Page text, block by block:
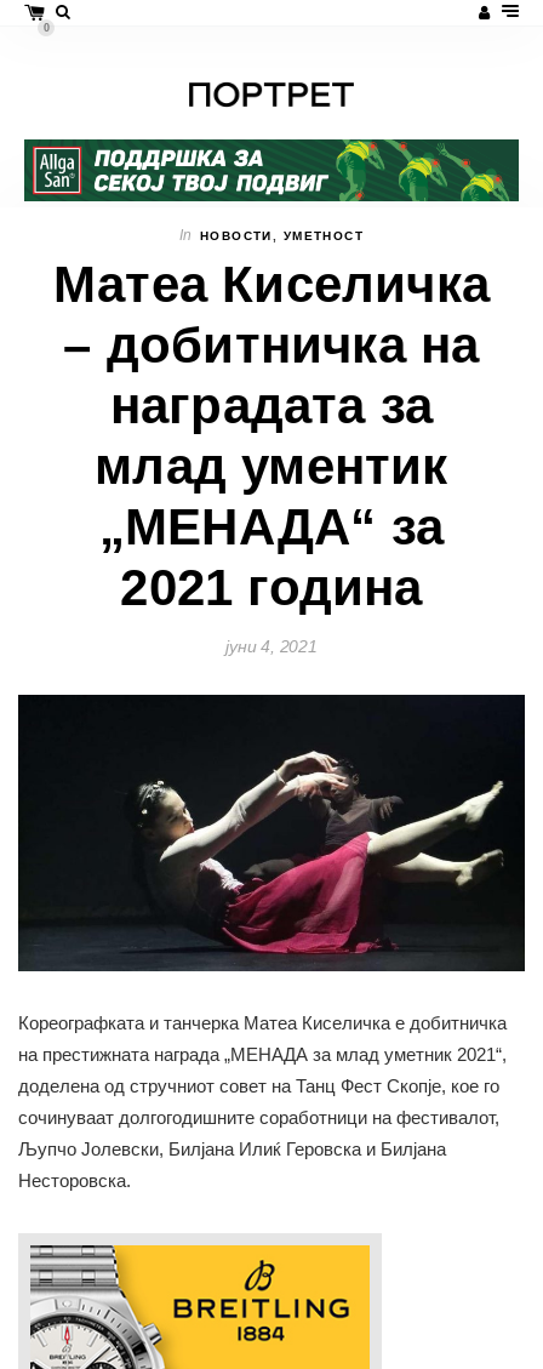
0
In НОВОСТИ УМЕТНОСТ
Матеа Киселичка
– добитничка на
наградата за
млад ументик
„МЕНАДА“ за
2021 година
јуни 4, 2021
Кореографката и танчерка Матеа Киселичка е добитничка
на престижната награда „МЕНАДА за млад уметник 2021“,
доделена од стручниот совет на Танц Фест Скопје, кое го
сочинуваат долгогодишните соработници на фестивалот,
Љупчо Јолевски, Билјана Илиќ Геровска и Билјана
Несторовска.